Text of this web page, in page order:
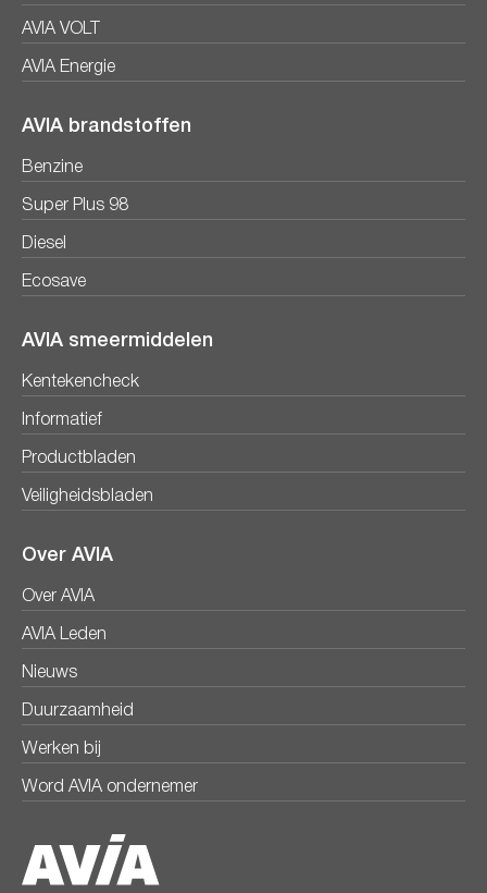
AVIA VOLT
AVIA Energie
AVIA brandstoffen
Benzine
Super Plus 98
Diesel
Ecosave
AVIA smeermiddelen
Kentekencheck
Informatief
Productbladen
Veiligheidsbladen
Over AVIA
Over AVIA
AVIA Leden
Nieuws
Duurzaamheid
Werken bij
Word AVIA ondernemer